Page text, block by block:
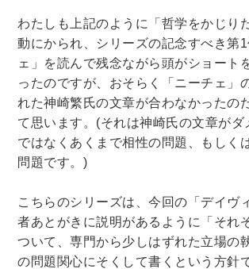
わたしも上記のように「哲学をかじり
動にかられ、シリーズの記念すべき第
ェ」を読んで残念ながら頭がショート
ったのですが、おそらく「ニーチェ」
れた神崎繁氏の文章が合わなかったの
て思います。(それは神崎氏の文章がダ
ではなくあくまで相性の問題、もしく
問題です。)
こちらのシリーズは、今回の「デイヴ
者あとがきに説明があるように「それ
ついて、専門から少しはずれた立場の
の問題関心にそくして書くという方針